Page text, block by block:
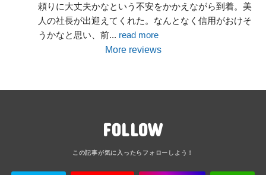
頼りに大丈夫かなという不安をかかえながら到着。美
人の社長が出迎えてくれた。なんとなく信用がおけそ
うかなと思い、前... read more
More reviews
FOLLOW